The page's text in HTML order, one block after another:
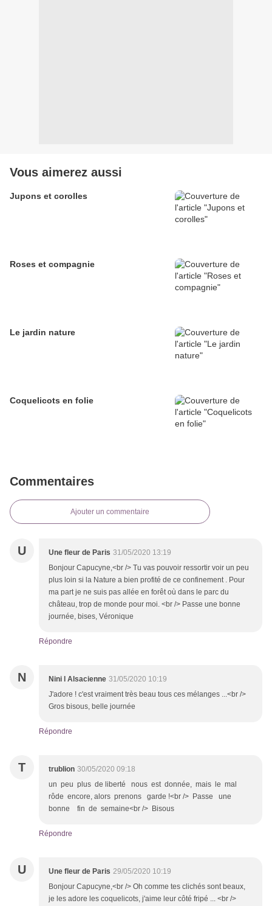
Vous aimerez aussi
Jupons et corolles
Roses et compagnie
Le jardin nature
Coquelicots en folie
Commentaires
Ajouter un commentaire
U Une fleur de Paris 31/05/2020 13:19
Bonjour Capucyne,<br /> Tu vas pouvoir ressortir voir un peu
plus loin si la Nature a bien profité de ce confinement . Pour
ma part je ne suis pas allée en forêt où dans le parc du
château, trop de monde pour moi. <br /> Passe une bonne
journée, bises, Véronique
Répondre
N Nini l Alsacienne 31/05/2020 10:19
J'adore ! c'est vraiment très beau tous ces mélanges ...<br />
Gros bisous, belle journée
Répondre
T trublion 30/05/2020 09:18
un peu plus de liberté nous est donnée, mais le mal
rôde encore, alors prenons garde !<br /> Passe une
bonne fin de semaine<br /> Bisous
Répondre
U Une fleur de Paris 29/05/2020 10:19
Bonjour Capucyne,<br /> Oh comme tes clichés sont beaux,
je les adore les coquelicots, j'aime leur côté fripé ... <br />